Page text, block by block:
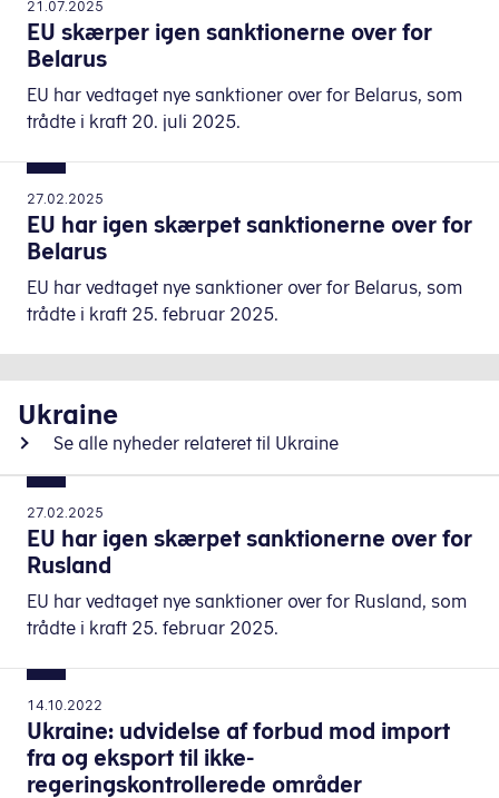
21.07.2025
EU skærper igen sanktionerne over for
Belarus
EU har vedtaget nye sanktioner over for Belarus, som
trådte i kraft 20. juli 2025.
27.02.2025
EU har igen skærpet sanktionerne over for
Belarus
EU har vedtaget nye sanktioner over for Belarus, som
trådte i kraft 25. februar 2025.
Ukraine
Se alle nyheder relateret til Ukraine
27.02.2025
EU har igen skærpet sanktionerne over for
Rusland
EU har vedtaget nye sanktioner over for Rusland, som
trådte i kraft 25. februar 2025.
14.10.2022
Ukraine: udvidelse af forbud mod import
fra og eksport til ikke-
regeringskontrollerede områder